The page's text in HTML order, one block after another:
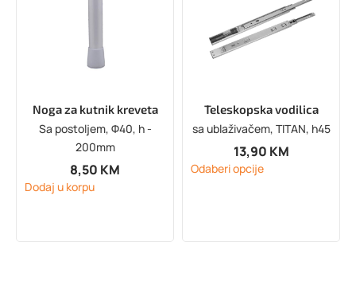
Noga za kutnik kreveta
Sa postoljem, Φ40, h -
200mm
8,50 KM
Dodaj u korpu
Teleskopska vodilica
sa ublaživačem, TITAN, h45
13,90 KM
Odaberi opcije